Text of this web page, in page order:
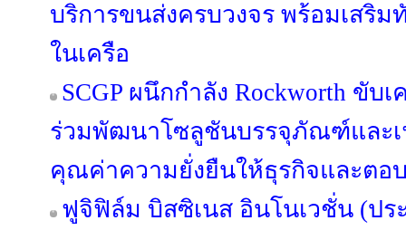
บริการขนส่งครบวงจร พร้อมเสริม
ในเครือ
SCGP ผนึกกำลัง Rockworth ขับ
ร่วมพัฒนาโซลูชันบรรจุภัณฑ์และเ
คุณค่าความยั่งยืนให้ธุรกิจและตอ
ฟูจิฟิล์ม บิสซิเนส อินโนเวชั่น (ปร